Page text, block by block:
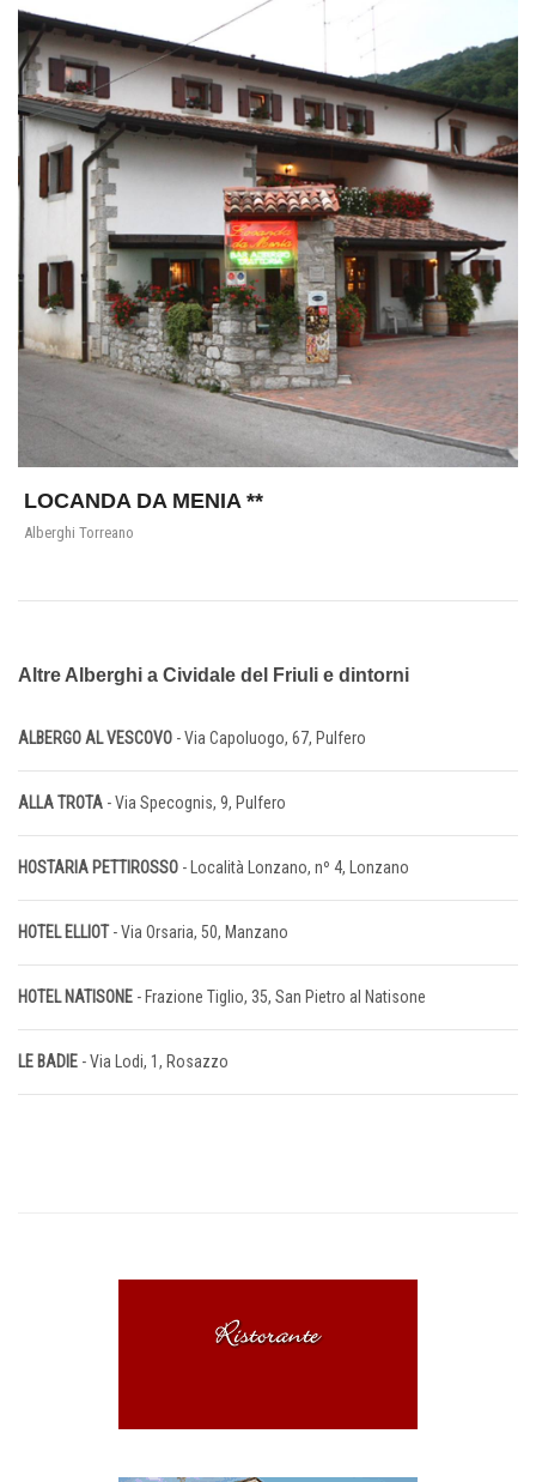
LOCANDA DA MENIA **
Alberghi Torreano
Altre Alberghi a Cividale del Friuli e dintorni
ALBERGO AL VESCOVO - Via Capoluogo, 67, Pulfero
ALLA TROTA - Via Specognis, 9, Pulfero
HOSTARIA PETTIROSSO - Località Lonzano, nº 4, Lonzano
HOTEL ELLIOT- Via Orsaria, 50, Manzano
HOTEL NATISONE - Frazione Tiglio, 35, San Pietro al Natisone
LE BADIE - Via Lodi, 1, Rosazzo